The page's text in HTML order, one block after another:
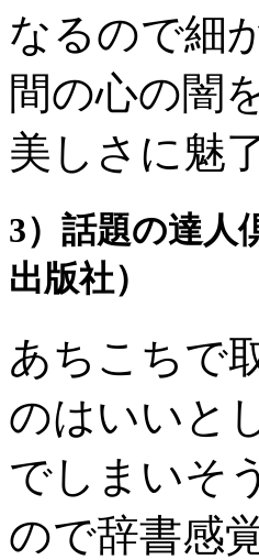
なるので細
間の心の闇
美しさに魅
3）話題の達人
出版社）
あちこちで
のはいいと
でしまいそ
ので辞書感